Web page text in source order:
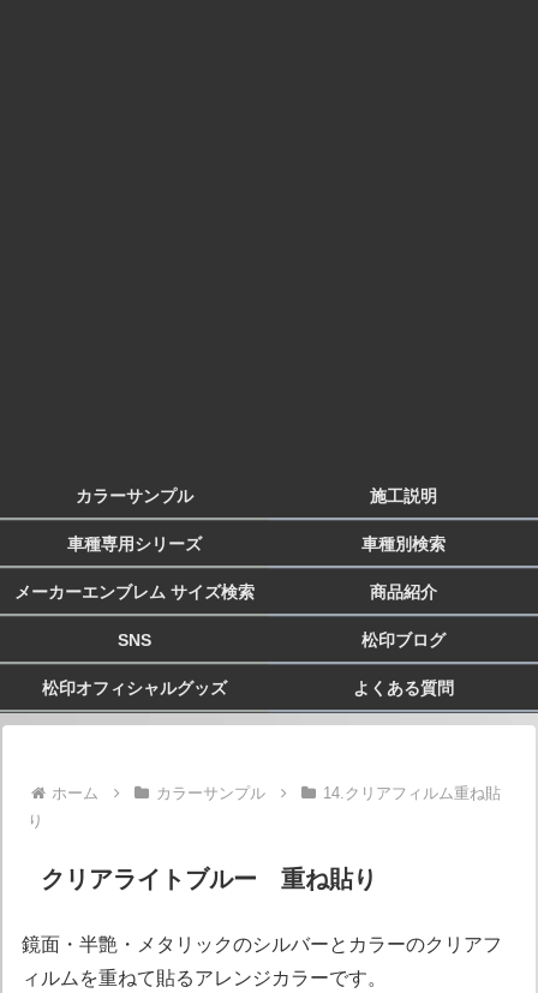
カラーサンプル 施工説明
車種専用シリーズ 車種別検索
メーカーエンブレム サイズ検索 商品紹介
SNS 松印ブログ
松印オフィシャルグッズ よくある質問
ホーム カラーサンプル
14.クリアフィルム重ね貼
り
クリアライトブルー 重ね貼り
鏡面・半艶・メタリックのシルバーとカラーのクリアフ
ィルムを重ねて貼るアレンジカラーです。